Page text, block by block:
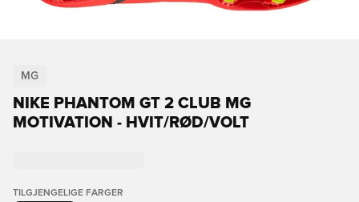
MG
NIKE PHANTOM GT 2 CLUB MG
MOTIVATION - HVIT/RØD/VOLT
TILGJENGELIGE FARGER